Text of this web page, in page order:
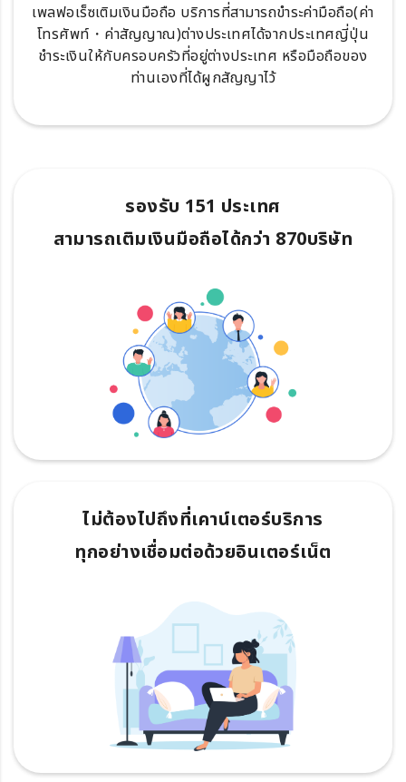
เพลฟอเร็ซเติมเงินมือถือ บริการที่สามารถขำระค่ามือถือ(ค่า
โทรศัพท์・ค่าสัญญาณ)ต่างประเทศได้จากประเทศญี่ปุ่น
ชำระเงินให้กับครอบครัวที่อยู่ต่างประเทศ หรือมือถือของ
ท่านเองที่ได้ผูกสัญญาไว้
รองรับ 151 ประเทศ
สามารถเติมเงินมือถือได้กว่า 870บริษัท
ไม่ต้องไปถึงที่เคาน์เตอร์บริการ
ทุกอย่างเชื่อมต่อด้วยอินเตอร์เน็ต